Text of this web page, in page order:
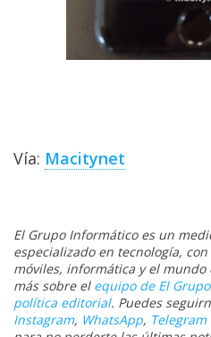
Vía: Macitynet
El Grupo Informático es un
especializado en tecnología,
móviles, informática y el mundo
más sobre el equipo de El
política editorial. Puedes
Instagram, WhatsApp, Telegram